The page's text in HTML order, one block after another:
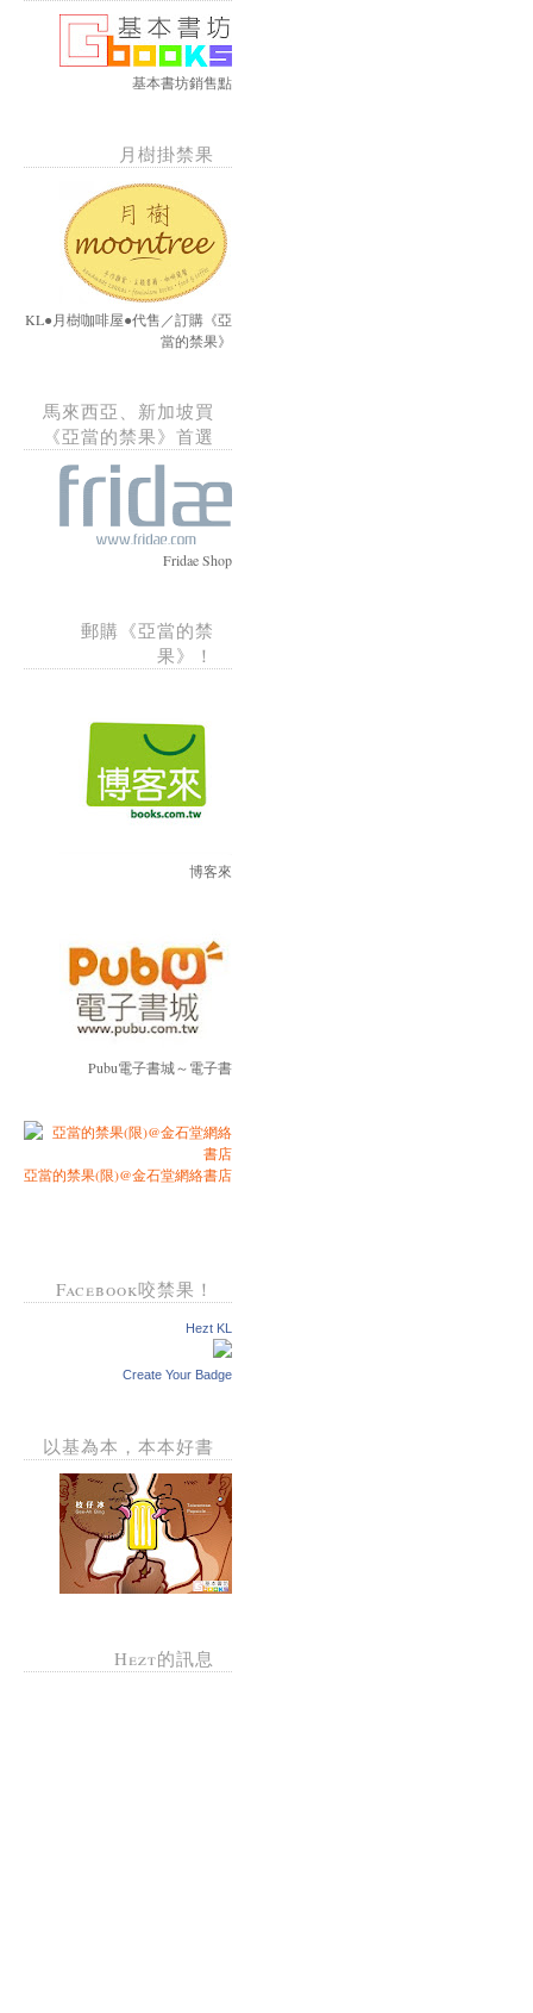
基本書坊銷售點
月樹掛禁果
KL●月樹咖啡屋●代售／訂購《亞
當的禁果》
馬來西亞、新加坡買
《亞當的禁果》首選
Fridae Shop
郵購《亞當的禁
果》！
博客來
Pubu電子書城～電子書
亞當的禁果(限)@金石堂網絡書店
Facebook咬禁果！
Hezt KL
Create Your Badge
以基為本，本本好書
Hezt的訊息